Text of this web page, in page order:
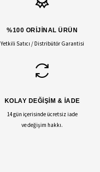
%100 ORİJİNAL ÜRÜN
Yetkili Satıcı / Distribütör Garantisi
KOLAY DEĞİŞİM & İADE
14 gün içerisinde ücretsiz iade
ve değişim hakkı.